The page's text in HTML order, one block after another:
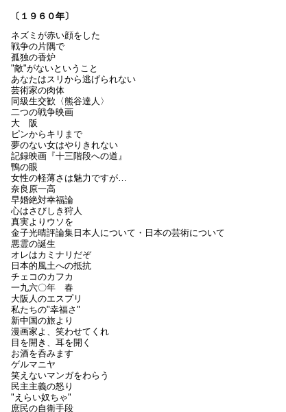
〔１９６０年〕
ネズミが赤い顔をした
戦争の片隅で
孤独の香炉
"敵"がないということ
あなたはスリから逃げられない
芸術家の肉体
同級生交歓〈熊谷達人〉
二つの戦争映画
大 阪
ピンからキリまで
夢のない女はやりきれない
記録映画『十三階段への道』
鴨の眼
女性の軽薄さは魅力ですが…
奈良原一高
早婚絶対幸福論
心はさびしき狩人
真実よりウソを
金子光晴評論集日本人について・日本の芸術について
悪霊の誕生
オレはカミナリだぞ
日本的風土への抵抗
チェコのカフカ
一九六〇年 春
大阪人のエスプリ
私たちの"幸福さ"
新中国の旅より
漫画家よ、笑わせてくれ
目を開き、耳を開く
お酒を呑みます
ゲルマニヤ
笑えないマンガをわらう
民主主義の怒り
"えらい奴ちゃ"
庶民の自衛手段